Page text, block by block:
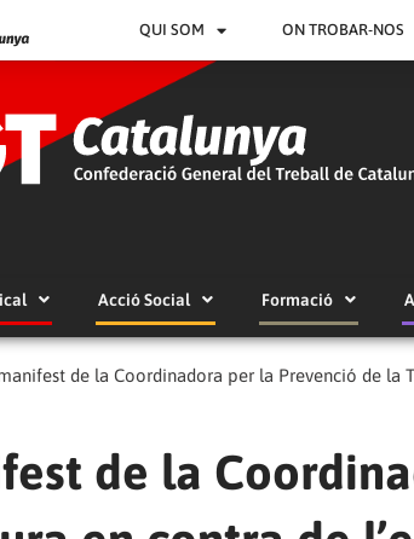
QUI SOM ON TROBAR-NOS
Acció Social Formació
de la Coordinadora per la Prevenció de la
de la